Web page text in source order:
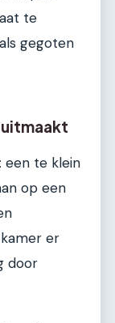
te
gegoten
een te klein
op een
er
door